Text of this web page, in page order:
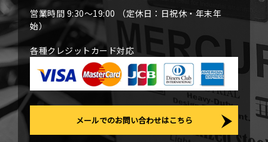
営業時間 9:30〜19:00 （定休日：日祝休・年末年
始）
各種クレジットカード対応
メールでのお問い合わせはこちら